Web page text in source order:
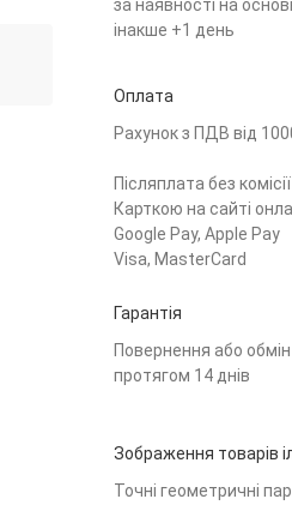
за наявності на
інакше +1 день
Оплата
Рахунок з ПДВ від
Післяплата без комісії
Карткою на сайті
Google Pay, Apple Pay
Visa, MasterCard
Гарантія
Повернення або
протягом 14 днів
Зображення товарів
Точні геометричні